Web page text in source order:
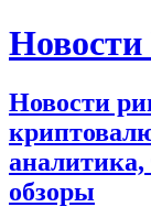
Новости
аналитика,
обзоры